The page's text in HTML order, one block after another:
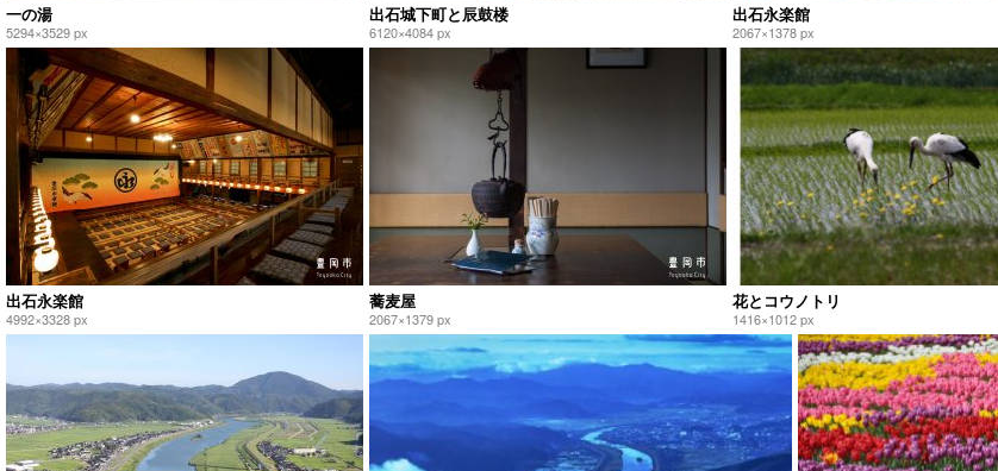
一の湯
5294×3529 px
出石城下町と辰鼓楼
6120×4084 px
出石永楽館
2067×1378 px
出石永楽館
4992×3328 px
蕎麦屋
2067×1379 px
花とコウノトリ
1416×1012 px